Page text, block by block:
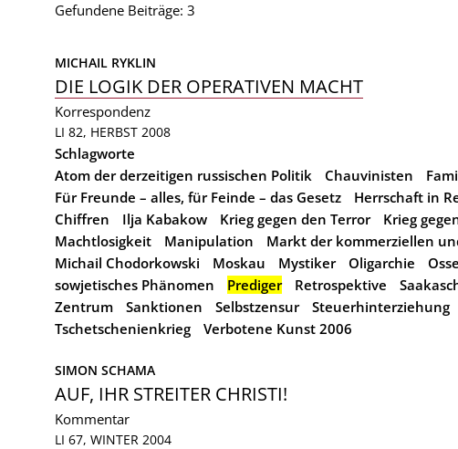
Gefundene Beiträge: 3
MICHAIL RYKLIN
DIE LOGIK DER OPERATIVEN MACHT
Korrespondenz
LI 82, HERBST 2008
Schlagworte
Atom der derzeitigen russischen Politik
Chauvinisten
Für Freunde – alles, für Feinde – das Gesetz
Herrschaft in
Chiffren
Ilja Kabakow Krieg gegen den Terror
Krieg
Machtlosigkeit
Manipulation
Markt der kommerziellen
Michail Chodorkowski
Moskau Mystiker Oligarchie
sowjetisches Phänomen
Prediger Retrospektive
Zentrum
Sanktionen Selbstzensur
Steuerhinterziehung
Tschetschenienkrieg
Verbotene Kunst 2006
SIMON SCHAMA
AUF, IHR STREITER CHRISTI!
Kommentar
LI 67, WINTER 2004